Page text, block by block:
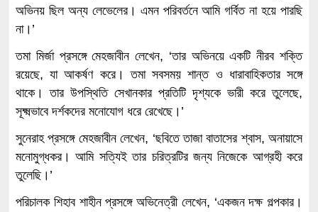
অভিনয় ছিল অন্য লেভেলের। এমন পরিবর্তনে আমি গর্বিত না হয়ে পারছি
না।’
তমা মির্জা প্রসঙ্গে মেহজাবীন লেখেন, ‘তার অভিনয়ে একটি নীরব শক্তি
রয়েছে, যা আকর্ষণ করে। তমা সবসময় শান্ত ও ধারাবাহিকতার সঙ্গে
থাকে। তার উপস্থিতি সেখানকার প্রতিটি দৃশ্যকে ভারী করে তুলেছে,
সূক্ষ্মভাবে দর্শকদের মনোযোগ ধরে রেখেছে।’
সুনেরাহ প্রসঙ্গে মেহজাবীন লেখেন, ‘ছবিতে তাজা বাতাসের শ্বাস, অনায়াসে
মনোমুগ্ধকর। আমি সত্যিই তার চরিত্রটির জন্য নিজেকে আগ্রহী করে
তুলেছি।’
পরিচালক শিহাব শাহীন প্রসঙ্গে অভিনেত্রী লেখেন, ‘একজন দক্ষ গল্পকার।